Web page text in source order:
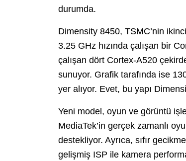
durumda.
Dimensity 8450, TSMC’nin
3.25 GHz hızında çalışan bir
çalışan dört Cortex-A520
sunuyor. Grafik tarafında ise
yer alıyor. Evet, bu yapı
Yeni model, oyun ve görüntü
MediaTek’in gerçek zamanlı
destekliyor. Ayrıca, sıfır
gelişmiş ISP ile kamera